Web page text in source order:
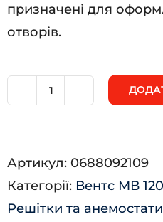
призначені для
отворів.
кількість
Артикул: 0688092109
Категорії: Вентс МВ 120
Решітки та анемостати